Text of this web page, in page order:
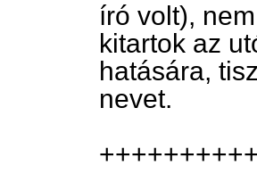
író volt),
kitartok az
hatására,
nevet.